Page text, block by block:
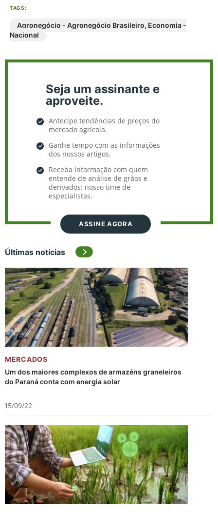
TAGS:
Agronegócio - Agronegócio Brasileiro, Economia -
Nacional
Seja um assinante e
aproveite.
Antecipe tendências de preços do
mercado agrícola.
Ganhe tempo com as informações
dos nossos artigos.
Receba informação com quem
entende de análise de grãos e
derivados: nosso time de
especialistas.
ASSINE AGORA
Últimas notícias
MERCADOS
Um dos maiores complexos de armazéns graneleiros
do Paraná conta com energia solar
15/09/22